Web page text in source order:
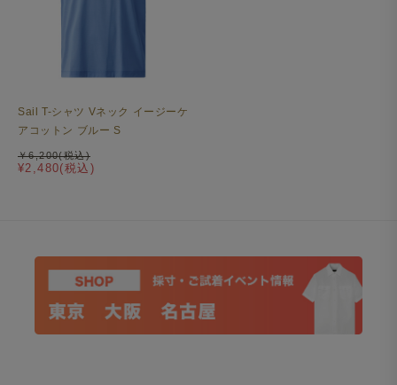
Sail T-シャツ Vネック イージーケ
アコットン ブルー S
¥2,480(税込)
￥6,200(税込)